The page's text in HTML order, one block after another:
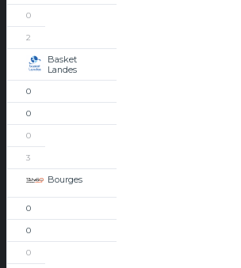
0
2
Basket
Landes
0
0
0
3
Bourges
0
0
0